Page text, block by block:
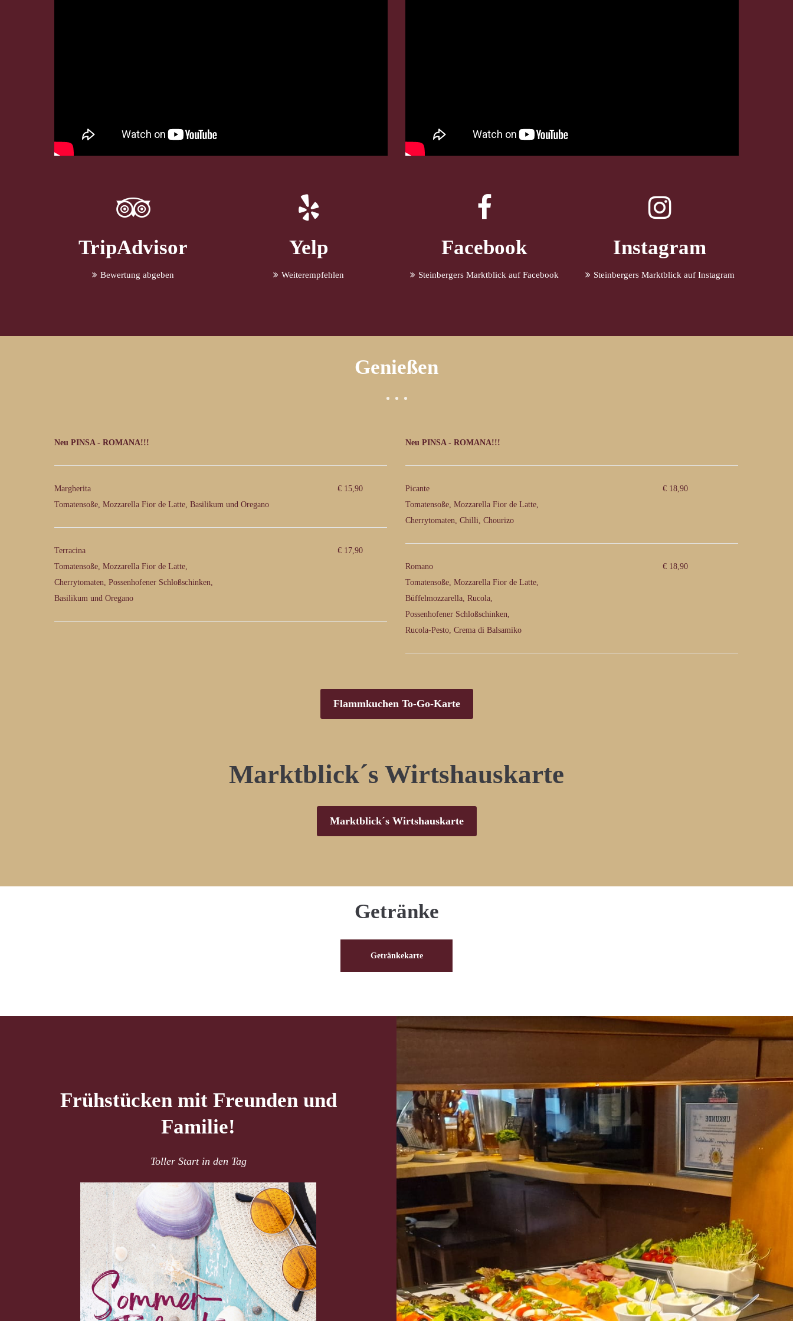
TripAdvisor
Bewertung abgeben
Yelp
Weiterempfehlen
Facebook
Steinbergers Marktblick auf Facebook
Instagram
Steinbergers Marktblick auf Instagram
Genießen
Neu PINSA - ROMANA!!!
Margherita
Tomatensoße, Mozzarella Fior de Latte, Basilikum und Oregano
€ 15,90
Terracina
Tomatensoße, Mozzarella Fior de Latte,
Cherrytomaten, Possenhofener Schloßschinken,
Basilikum und Oregano
€ 17,90
Neu PINSA - ROMANA!!!
Picante
Tomatensoße, Mozzarella Fior de Latte,
Cherrytomaten, Chilli, Chourizo
€ 18,90
Romano
Tomatensoße, Mozzarella Fior de Latte,
Büffelmozzarella, Rucola,
Possenhofener Schloßschinken,
Rucola-Pesto, Crema di Balsamiko
€ 18,90
Flammkuchen To-Go-Karte
Marktblick´s Wirtshauskarte
Marktblick´s Wirtshauskarte
Getränke
Getränkekarte
Frühstücken mit Freunden und
Familie!
Toller Start in den Tag